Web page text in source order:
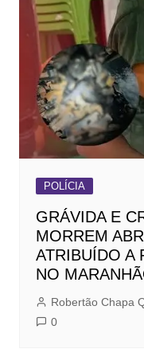
POLÍCIA
GRÁVIDA E
MORREM
ATRIBUÍDO A
NO
Robertão Chapa
0